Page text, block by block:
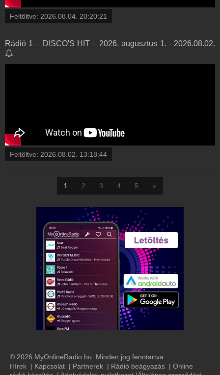
Feltöltve: 2026.08.04. 20:20:21
Rádió 1 – DISCO'S HIT – 2026. augusztus 1. - 2026.08.02.
Feltöltve: 2026.08.02. 13:18:44
1 2 3 4 5 »
© 2026 MyOnlineRadio.hu. Minden jog fenntartva.
Hírek | Kapcsolat | Partnerek | Rádió beágyazás | Online